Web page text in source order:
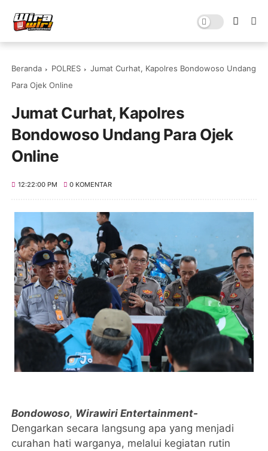
Beranda POLRES
Jumat Curhat, Kapolres Bondowoso Undang
Para Ojek Online
Jumat Curhat, Kapolres
Bondowoso Undang Para Ojek
Online
12:22:00 PM 0 KOMENTAR
Bondowoso, Wirawiri Entertainment-
Dengarkan secara langsung apa yang menjadi
curahan hati warganya, melalui kegiatan rutin